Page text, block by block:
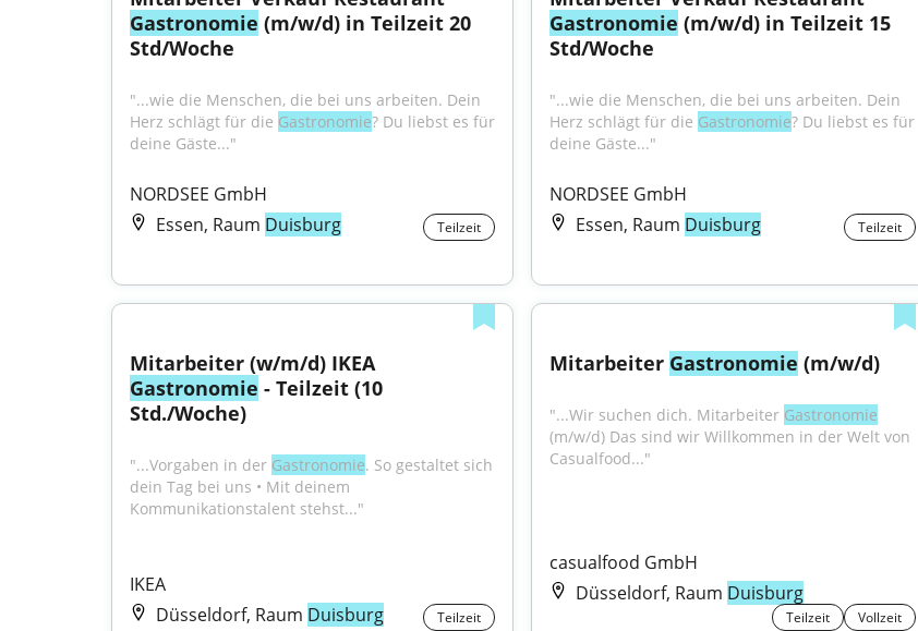
Gastronomie (m/w/d) in Teilzeit 20
Std/Woche
"...wie die Menschen, die bei uns arbeiten. Dein
Herz schlägt für die Gastronomie? Du liebst es für
deine Gäste..."
NORDSEE GmbH
Essen, Raum Duisburg Teilzeit
Gastronomie (m/w/d) in Teilzeit 15
Std/Woche
"...wie die Menschen, die bei uns arbeiten. Dein
Herz schlägt für die Gastronomie? Du liebst es für
deine Gäste..."
NORDSEE GmbH
Essen, Raum Duisburg Teilzeit
Mitarbeiter (w/m/d) IKEA
Gastronomie - Teilzeit (10
Std./Woche)
"...Vorgaben in der Gastronomie. So gestaltet sich
dein Tag bei uns • Mit deinem
Kommunikationstalent stehst..."
IKEA
Düsseldorf, Raum Duisburg Teilzeit
Mitarbeiter Gastronomie (m/w/d)
"...Wir suchen dich. Mitarbeiter Gastronomie
(m/w/d) Das sind wir Willkommen in der Welt von
Casualfood..."
casualfood GmbH
Düsseldorf, Raum Duisburg
Teilzeit Vollzeit